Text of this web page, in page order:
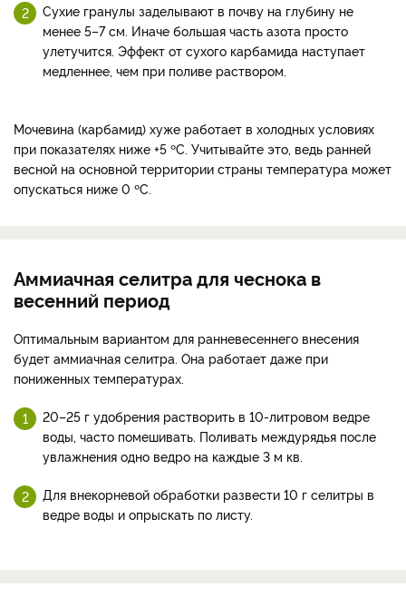
Сухие гранулы заделывают в почву на глубину не
менее 5–7 см. Иначе большая часть азота просто
улетучится. Эффект от сухого карбамида наступает
медленнее, чем при поливе раствором.
Мочевина (карбамид) хуже работает в холодных условиях
при показателях ниже +5 ºC. Учитывайте это, ведь ранней
весной на основной территории страны температура может
опускаться ниже 0 ºC.
Аммиачная селитра для чеснока в
весенний период
Оптимальным вариантом для ранневесеннего внесения
будет аммиачная селитра. Она работает даже при
пониженных температурах.
20–25 г удобрения растворить в 10-литровом ведре
воды, часто помешивать. Поливать междурядья после
увлажнения одно ведро на каждые 3 м кв.
Для внекорневой обработки развести 10 г селитры в
ведре воды и опрыскать по листу.